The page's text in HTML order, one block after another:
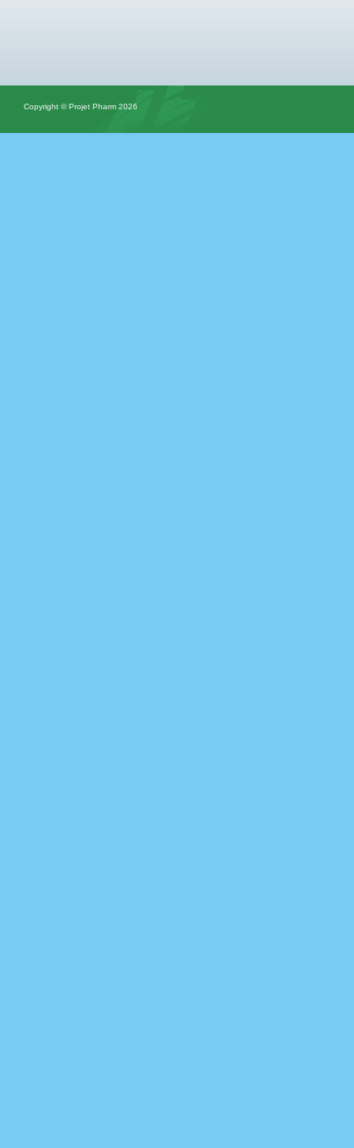
Copyright © Projet Pharm 2026